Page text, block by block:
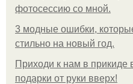
фотосессию со мной.
3 модные ошибки,
стильно на новый год.
Приходи к нам в прикиде
подарки от руки вверх!